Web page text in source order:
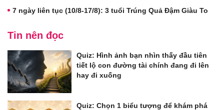
7 ngày liên tục (10/8-17/8): 3 tuổi Trúng Quả Đậm Giàu To
Tin nên đọc
Quiz: Hình ảnh bạn nhìn thấy đầu tiên
tiết lộ con đường tài chính đang đi lên
hay đi xuống
Quiz: Chọn 1 biểu tượng để khám phá